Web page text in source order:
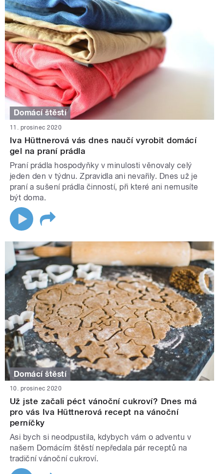
Domácí štěstí
11. prosinec 2020
Iva Hüttnerová vás dnes naučí vyrobit domácí
gel na praní prádla
Praní prádla hospodyňky v minulosti věnovaly celý
jeden den v týdnu. Zpravidla ani nevařily. Dnes už je
praní a sušení prádla činností, při které ani nemusíte
být doma.
Domácí štěstí
10. prosinec 2020
Už jste začali péct vánoční cukroví? Dnes má
pro vás Iva Hüttnerová recept na vánoční
perníčky
Asi bych si neodpustila, kdybych vám o adventu v
našem Domácím štěstí nepředala pár receptů na
tradiční vánoční cukroví.